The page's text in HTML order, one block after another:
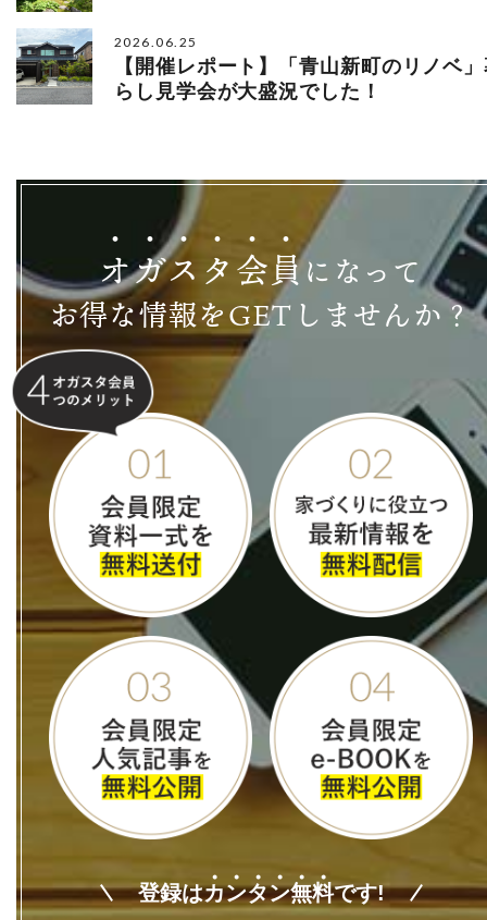
2026.06.25
【開催レポート】「青山新町のリノベ
らし見学会が大盛況でした！
オガス タ会員になって
お得な情報をGETしませんか？
登録はカンタン無料です!